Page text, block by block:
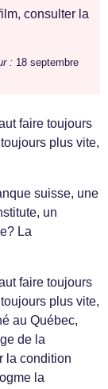
consulter la
: 18 septembre
faire toujours
plus vite,
suisse, une
un
La
faire toujours
plus vite,
au Québec,
de la
la condition
la